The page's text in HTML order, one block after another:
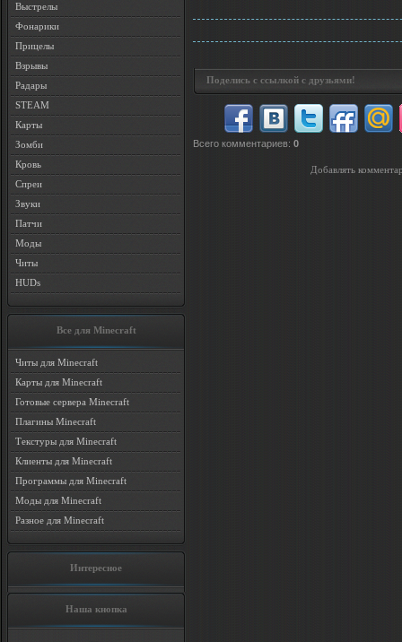
Выстрелы
Фонарики
Прицелы
Взрывы
Радары
STEAM
Карты
Зомби
Кровь
Спреи
Звуки
Патчи
Моды
Читы
HUDs
Все для Minecraft
Читы для Minecraft
Карты для Minecraft
Готовые сервера Minecraft
Плагины Minecraft
Текстуры для Minecraft
Клиенты для Minecraft
Программы для Minecraft
Моды для Minecraft
Разное для Minecraft
Интересное
Наша кнопка
Поделись с ссылкой с друзьями!
Всего комментариев: 0
Добавлять